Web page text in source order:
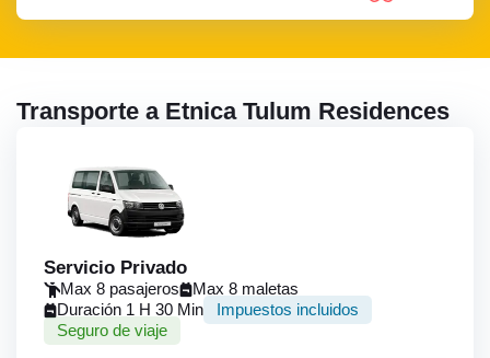
Transporte a Etnica Tulum Residences
Servicio Privado
Max 8 pasajeros
Max 8 maletas
Duración 1 H 30 Min
Impuestos incluidos
Seguro de viaje